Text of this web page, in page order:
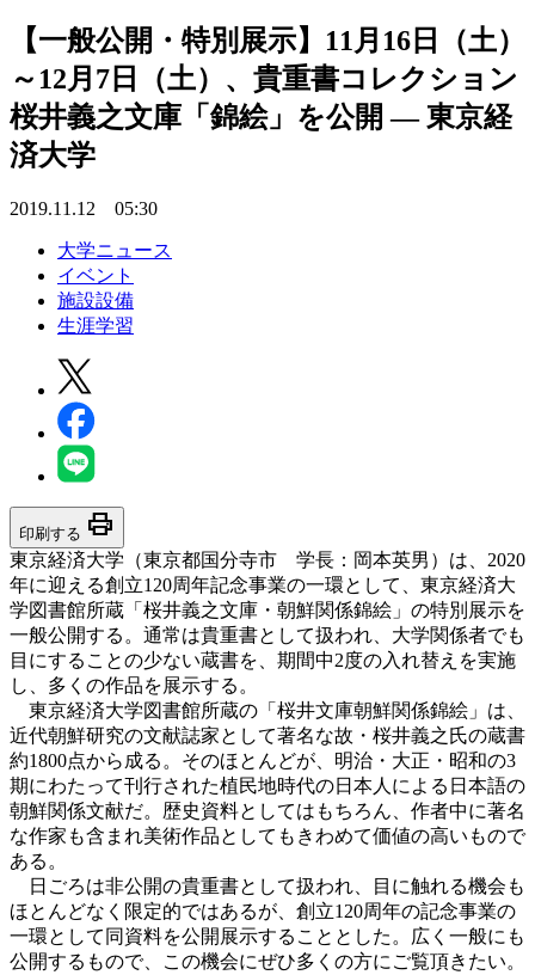
【一般公開・特別展示】11月16日（土）
～12月7日（土）、貴重書コレクション
桜井義之文庫「錦絵」を公開 — 東京経
済大学
2019.11.12 05:30
大学ニュース
イベント
施設設備
生涯学習
印刷する print
東京経済大学（東京都国分寺市 学長：岡本英男）は、2020
年に迎える創立120周年記念事業の一環として、東京経済大
学図書館所蔵「桜井義之文庫・朝鮮関係錦絵」の特別展示を
一般公開する。通常は貴重書として扱われ、大学関係者でも
目にすることの少ない蔵書を、期間中2度の入れ替えを実施
し、多くの作品を展示する。
東京経済大学図書館所蔵の「桜井文庫朝鮮関係錦絵」は、
近代朝鮮研究の文献誌家として著名な故・桜井義之氏の蔵書
約1800点から成る。そのほとんどが、明治・大正・昭和の3
期にわたって刊行された植民地時代の日本人による日本語の
朝鮮関係文献だ。歴史資料としてはもちろん、作者中に著名
な作家も含まれ美術作品としてもきわめて価値の高いもので
ある。
日ごろは非公開の貴重書として扱われ、目に触れる機会も
ほとんどなく限定的ではあるが、創立120周年の記念事業の
一環として同資料を公開展示することとした。広く一般にも
公開するもので、この機会にぜひ多くの方にご覧頂きたい。